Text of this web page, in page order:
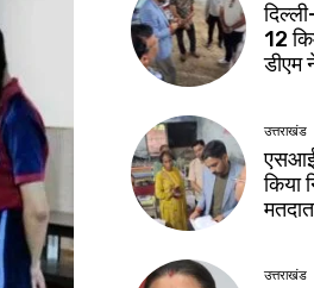
12
डीएम
उत्तराखंड
किया
उत्तराखंड